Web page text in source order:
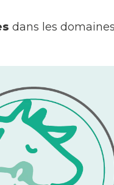
dans les